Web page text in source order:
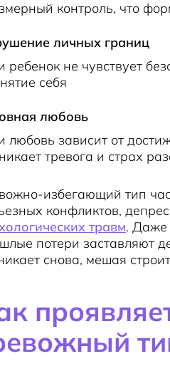
контроль, что
личных границ
ребенок не чувствует
себя
любовь
любовь зависит от
тревога и страх
избегающий тип
конфликтов,
травм. Даже
потери заставляют
снова, мешая